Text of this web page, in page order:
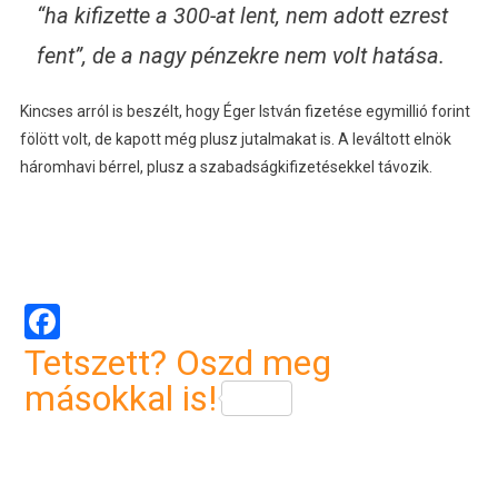
“ha kifizette a 300-at lent, nem adott ezrest
fent”, de a nagy pénzekre nem volt hatása.
Kincses arról is beszélt, hogy Éger István fizetése egymillió forint
fölött volt, de kapott még plusz jutalmakat is. A leváltott elnök
háromhavi bérrel, plusz a szabadságkifizetésekkel távozik.
Facebook
Tetszett? Oszd meg
másokkal is!